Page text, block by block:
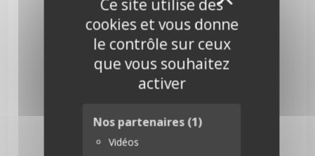
Ce site utilise des
cookies et vous donne
le contrôle sur ceux
que vous souhaitez
activer
Nos partenaires(1)
Vidéos
Pungens 175 cm
74,00